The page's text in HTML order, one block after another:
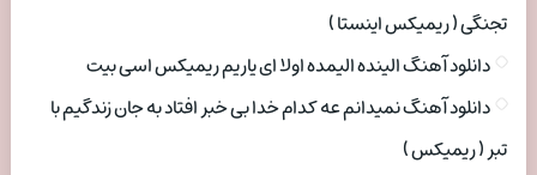
تجنگی ( ریمیکس اینستا )
دانلود آهنگ الینده الیمده اولا ای یاریم ریمیکس اسی بیت
دانلود آهنگ نمیدانم عه کدام خدا بی خبر افتاد به جان زندگیم با
تبر ( ریمیکس )